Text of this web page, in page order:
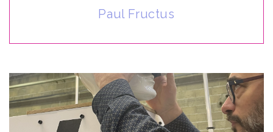
Paul Fructus